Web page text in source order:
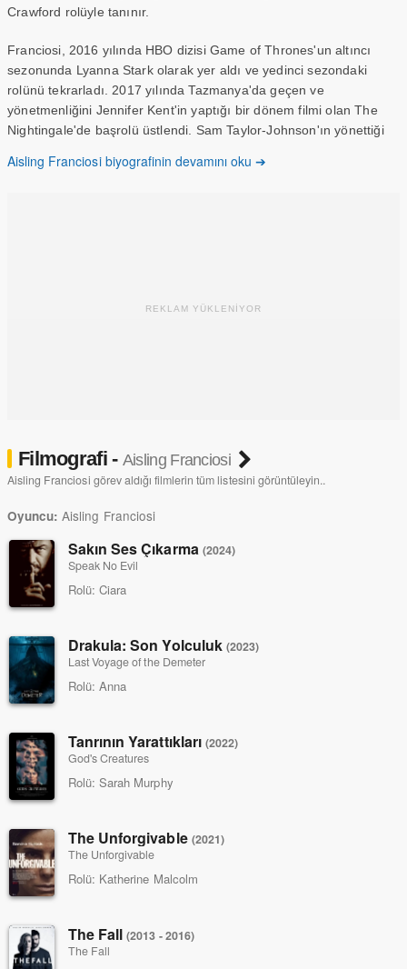
Crawford rolüyle tanınır.
Franciosi, 2016 yılında HBO dizisi Game of Thrones'un altıncı
sezonunda Lyanna Stark olarak yer aldı ve yedinci sezondaki
rolünü tekrarladı. 2017 yılında Tazmanya'da geçen ve
yönetmenliğini Jennifer Kent'in yaptığı bir dönem filmi olan The
Nightingale'de başrolü üstlendi. Sam Taylor-Johnson'ın yönettiği
almaya hazırlanıyor.
Aisling Franciosi biyografinin devamını oku ➔
REKLAM YÜKLENİYOR
Filmografi - Aisling Franciosi
Aisling Franciosi görev aldığı filmlerin tüm listesini görüntüleyin..
Oyuncu: Aisling Franciosi
Sakın Ses Çıkarma (2024)
Speak No Evil
Rolü: Ciara
Drakula: Son Yolculuk (2023)
Last Voyage of the Demeter
Rolü: Anna
Tanrının Yarattıkları (2022)
God's Creatures
Rolü: Sarah Murphy
The Unforgivable (2021)
The Unforgivable
Rolü: Katherine Malcolm
The Fall(2013 - 2016)
The Fall